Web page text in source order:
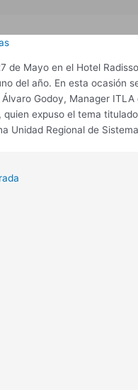
de Mayo en el Hotel
del año. En esta ocasión
Godoy, Manager ITLA
quien expuso el tema
Unidad Regional de